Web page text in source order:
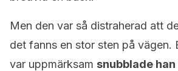
Men den var så distraherad att
det fanns en stor sten på vägen.
var uppmärksam snubblade